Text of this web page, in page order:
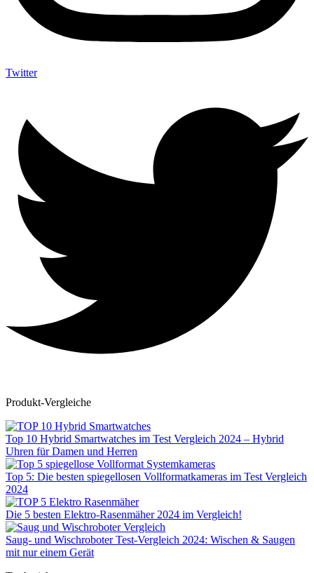
Twitter
Produkt-Vergleiche
Top 10 Hybrid Smartwatches im Test Vergleich 2024 – Hybrid
Uhren für Damen und Herren
Top 5: Die besten spiegellosen Vollformatkameras im Test Vergleich
2024
Die 5 besten Elektro-Rasenmäher 2024 im Vergleich!
Saug- und Wischroboter Test-Vergleich 2024: Wischen & Saugen
mit nur einem Gerät